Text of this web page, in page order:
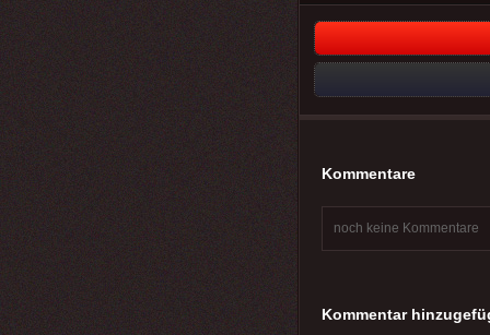
Kommentare
noch keine Kommentare
Kommentar